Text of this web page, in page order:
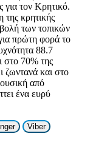
για τον Κρητικό.
της κρητικής
των τοπικών
πρώτη φορά το
88.7
στο 70% της
ζωντανά και στο
από
ένα ευρύ
Viber